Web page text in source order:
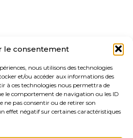
le consentement
nous utilisons des technologies
et/ou accéder aux informations des
à ces technologies nous permettra de
le comportement de navigation ou les ID
ne pas consentir ou de retirer son
effet négatif sur certaines caractéristiques
78100 – Saint